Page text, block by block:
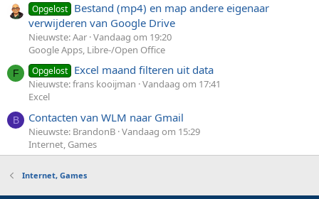
Opgelost Bestand (mp4) en map andere eigenaar
verwijderen van Google Drive
Nieuwste: Aar Vandaag om 19:20
Google Apps, Libre-/Open Office
F Opgelost Excel maand filteren uit data
Nieuwste: frans kooijman Vandaag om 17:41
Excel
B Contacten van WLM naar Gmail
Nieuwste: BrandonB Vandaag om 15:29
Internet, Games
Internet, Games